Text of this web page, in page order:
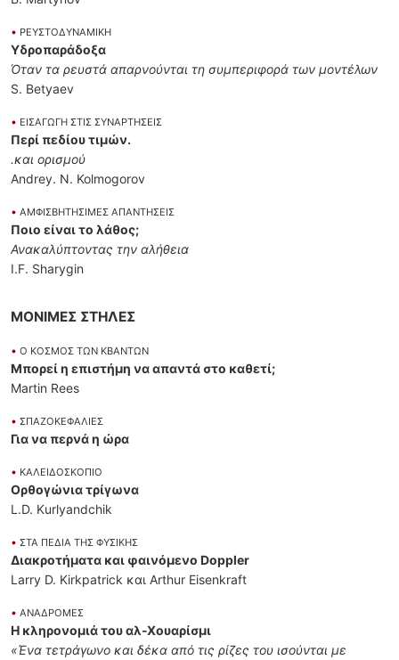
• ΡΕΥΣΤΟΔΥΝΑΜΙΚΗ
Υδροπαράδοξα
Όταν τα ρευστά απαρνούνται τη συμπεριφορά των μοντέλων
S. Betyaev
• ΕΙΣΑΓΩΓΗ ΣΤΙΣ ΣΥΝΑΡΤΗΣΕΙΣ
Περί πεδίου τιμών.
.και ορισμού
Andrey. N. Kolmogorov
• ΑΜΦΙΣΒΗΤΗΣΙΜΕΣ ΑΠΑΝΤΗΣΕΙΣ
Ποιο είναι το λάθος;
Ανακαλύπτοντας την αλήθεια
I.F. Sharygin
ΜΟΝΙΜΕΣ ΣΤΗΛΕΣ
• Ο ΚΟΣΜΟΣ ΤΩΝ ΚΒΑΝΤΩΝ
Μπορεί η επιστήμη να απαντά στο καθετί;
Martin Rees
• ΣΠΑΖΟΚΕΦΑΛΙΕΣ
Για να περνά η ώρα
• ΚΑΛΕΙΔΟΣΚΟΠΙΟ
Ορθογώνια τρίγωνα
L.D. Kurlyandchik
• ΣΤΑ ΠΕΔΙΑ ΤΗΣ ΦΥΣΙΚΗΣ
Διακροτήματα και φαινόμενο Doppler
Larry D. Kirkpatrick και Arthur Eisenkraft
• ΑΝΑΔΡΟΜΕΣ
Η κληρονομιά του αλ-Χουαρίσμι
«Ένα τετράγωνο και δέκα από τις ρίζες του ισούνται με